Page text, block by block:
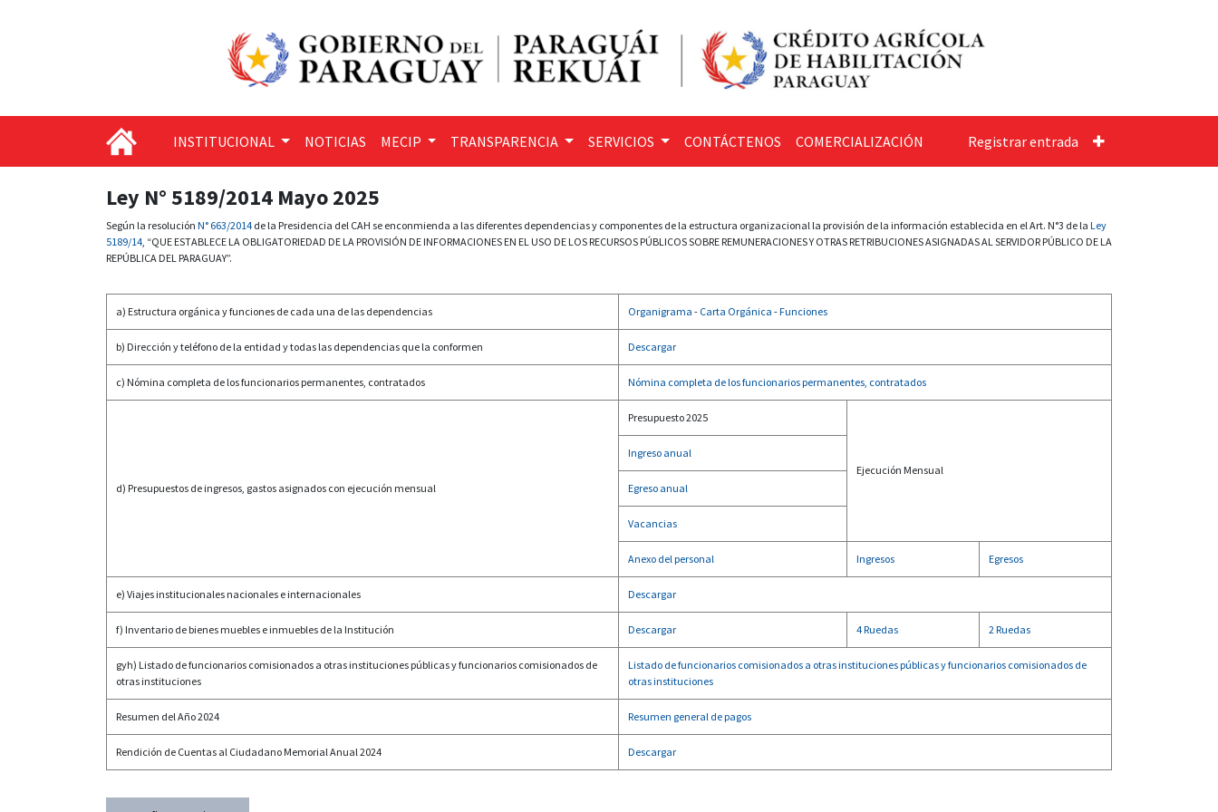
INSTITUCIONAL NOTICIAS MECIP TRANSPARENCIA SERVICIOS CONTÁCTENOS COMERCIALIZACIÓN Registrar entrada
Ley N° 5189/2014 Mayo 2025
Según la resolución N° 663/2014 de la Presidencia del CAH se enconmienda a las diferentes dependencias y componentes de la estructura organizacional la provisión de la información establecida en el Art. N°3 de la Ley
5189/14, “QUE ESTABLECE LA OBLIGATORIEDAD DE LA PROVISIÓN DE INFORMACIONES EN EL USO DE LOS RECURSOS PÚBLICOS SOBRE REMUNERACIONES Y OTRAS RETRIBUCIONES ASIGNADAS AL SERVIDOR PÚBLICO DE LA
REPÚBLICA DEL PARAGUAY”.
a) Estructura orgánica y funciones de cada una de las dependencias Organigrama - Carta Orgánica -Funciones
b) Dirección y teléfono de la entidad y todas las dependencias que la conformen Descargar
c) Nómina completa de los funcionarios permanentes, contratados Nómina completa de los funcionarios permanentes, contratados
d) Presupuestos de ingresos, gastos asignados con ejecución mensual
Presupuesto 2025
Ejecución Mensual
Ingreso anual
Egreso anual
Vacancias
Anexo del personal Ingresos Egresos
e) Viajes institucionales nacionales e internacionales Descargar
f) Inventario de bienes muebles e inmuebles de la Institución Descargar 4 Ruedas 2 Ruedas
gyh) Listado de funcionarios comisionados a otras instituciones públicas y funcionarios comisionados de
otras instituciones
Listado de funcionarios comisionados a otras instituciones públicas y funcionarios comisionados de
otras instituciones
Resumen del Año 2024 Resumen general de pagos
Rendición de Cuentas al Ciudadano Memorial Anual 2024 Descargar